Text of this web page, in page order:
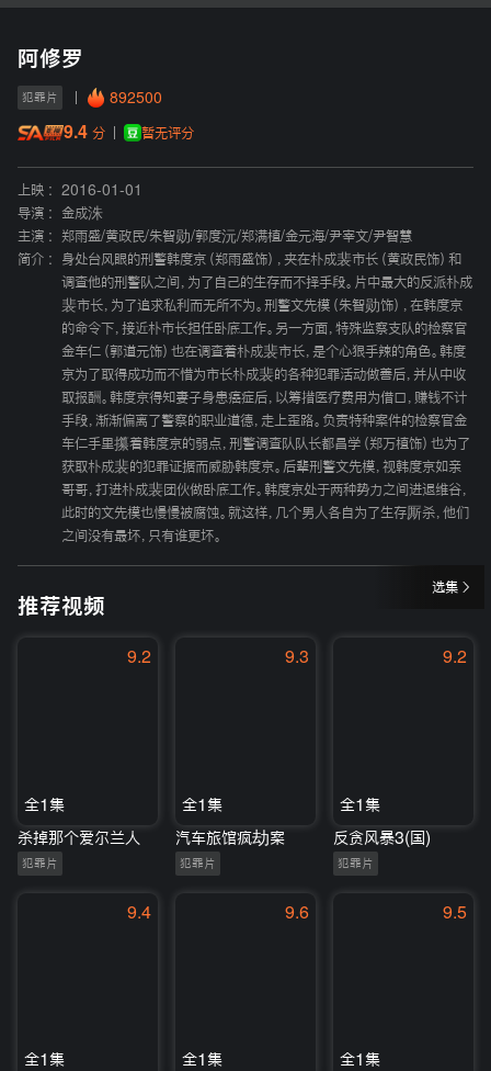
阿修罗
犯罪片 892500
9.4 分 暂无评分
上映 :
2016-01-01
导演 :
金成洙
主演 :
郑雨盛/黄政民/朱智勋/郭度沅/郑满植/金元海/尹宰文/尹智慧
简介 :
身处台风眼的刑警韩度京（郑雨盛饰），夹在朴成裴市长（黄政民饰）和
调查他的刑警队之间，为了自己的生存而不择手段。片中最大的反派朴成
裴市长，为了追求私利而无所不为。刑警文先模（朱智勋饰），在韩度京
的命令下，接近朴市长担任卧底工作。另一方面，特殊监察支队的检察官
金车仁（郭道元饰）也在调查着朴成裴市长，是个心狠手辣的角色。韩度
京为了取得成功而不惜为市长朴成裴的各种犯罪活动做善后，并从中收
取报酬。韩度京得知妻子身患癌症后，以筹措医疗费用为借口，赚钱不计
手段，渐渐偏离了警察的职业道德，走上歪路。负责特种案件的检察官金
车仁手里攥着韩度京的弱点，刑警调查队队长都昌学（郑万植饰）也为了
获取朴成裴的犯罪证据而威胁韩度京。后辈刑警文先模，视韩度京如亲
哥哥，打进朴成裴团伙做卧底工作。韩度京处于两种势力之间进退维谷，
此时的文先模也慢慢被腐蚀。就这样，几个男人各自为了生存厮杀，他们
之间没有最坏，只有谁更坏。
选集
推荐视频
9.2
全1集
杀掉那个爱尔兰人
犯罪片
9.3
全1集
汽车旅馆疯劫案
犯罪片
9.2
全1集
反贪风暴3(国)
犯罪片
9.4
全1集
9.6
全1集
9.5
全1集